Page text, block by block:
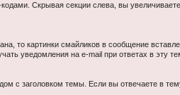
Скрывая секции слева, вы
то картинки смайликов в сообщение
уведомления на e-mail при ответах в эту
с заголовком темы. Если вы отвечаете в